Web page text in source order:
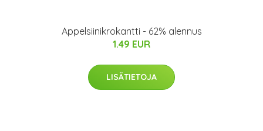
Appelsiinikrokantti - 62% alennus
1.49 EUR
LISÄTIETOJA